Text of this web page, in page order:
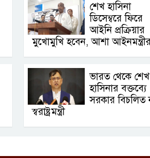
শেখ হাসিনা
ডিসেম্বরে ফিরে
আইনি প্রক্রিয়ার
মুখোমুখি হবেন, আশা
ভারত থেকে শেখ
হাসিনার বক্তব্যে
সরকার বিচলিত
স্বরাষ্ট্রমন্ত্রী